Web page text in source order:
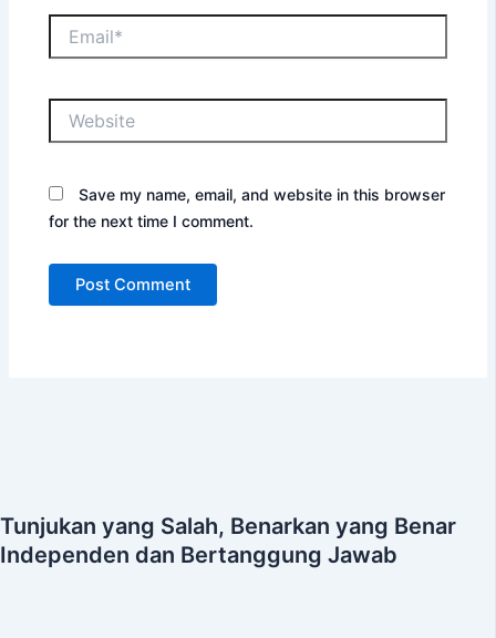
Save my name, email, and website in this browser
for the next time I comment.
Tunjukan yang Salah, Benarkan yang Benar
Independen dan Bertanggung Jawab